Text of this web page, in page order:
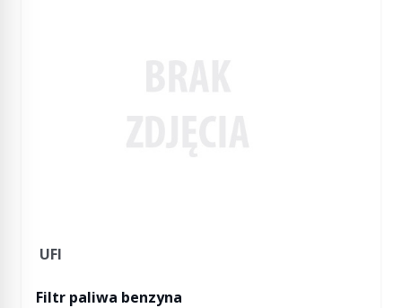
UFI
Filtr paliwa benzyna